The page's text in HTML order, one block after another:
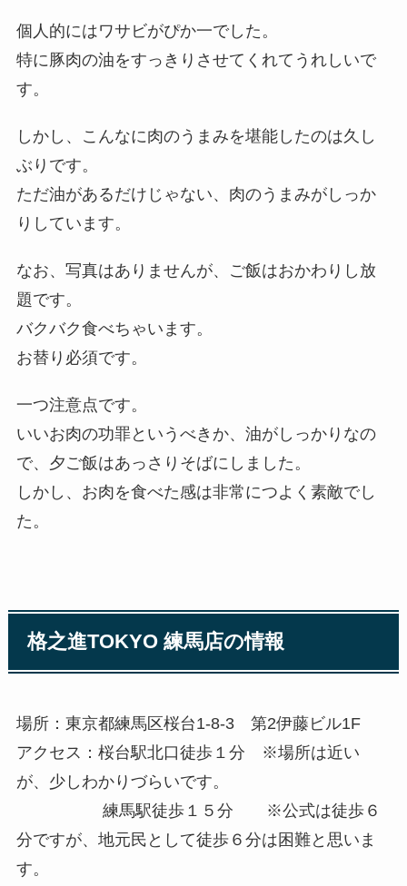
個人的にはワサビがぴか一でした。
特に豚肉の油をすっきりさせてくれてうれしいで
す。
しかし、こんなに肉のうまみを堪能したのは久し
ぶりです。
ただ油があるだけじゃない、肉のうまみがしっか
りしています。
なお、写真はありませんが、ご飯はおかわりし放
題です。
バクバク食べちゃいます。
お替り必須です。
一つ注意点です。
いいお肉の功罪というべきか、油がしっかりなの
で、夕ご飯はあっさりそばにしました。
しかし、お肉を食べた感は非常につよく素敵でし
た。
格之進TOKYO 練馬店の情報
場所：東京都練馬区桜台1-8-3 第2伊藤ビル1F
アクセス：桜台駅北口徒歩１分 ※場所は近い
が、少しわかりづらいです。
練馬駅徒歩１５分 ※公式は徒歩６
分ですが、地元民として徒歩６分は困難と思いま
す。